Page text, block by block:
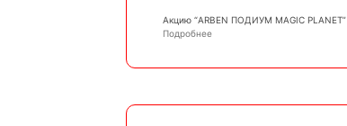
Акцию “ARBEN ПОДИУМ MAGIC PLANET”
Подробнее